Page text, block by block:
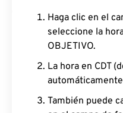
Haga clic en el
seleccione la
OBJETIVO.
La hora en CDT
También puede